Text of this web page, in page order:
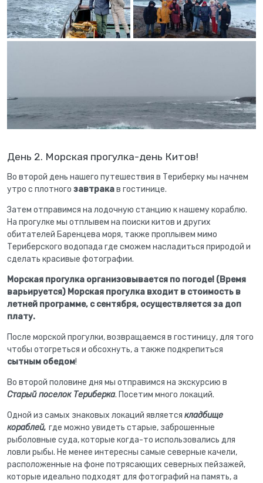
День 2. Морская прогулка-день Китов!
Во второй день нашего путешествия в Териберку мы начнем
утро с плотного завтракав гостинице.
Затем отправимся на лодочную станцию к нашему кораблю.
На прогулке мы отплывем на поиски китов и других
обитателей Баренцева моря, также проплывем мимо
Териберского водопада где сможем насладиться природой и
сделать красивые фотографии.
Морская прогулка организовывается по погоде! (Время
варьируется) Морская прогулка входит в стоимость в
летней программе, с сентября, осуществляется за доп
плату.
После морской прогулки, возвращаемся в гостиницу, для того
чтобы отогреться и обсохнуть, а также подкрепиться
сытным обедом!
Во второй половине дня мы отправимся на экскурсию в
Старый поселок Териберка. Посетим много локаций.
Одной из самых знаковых локаций является кладбище
кораблей, где можно увидеть старые, заброшенные
рыболовные суда, которые когда-то использовались для
ловли рыбы. Не менее интересны самые северные качели,
расположенные на фоне потрясающих северных пейзажей,
которые идеально подходят для фотографий на память, а